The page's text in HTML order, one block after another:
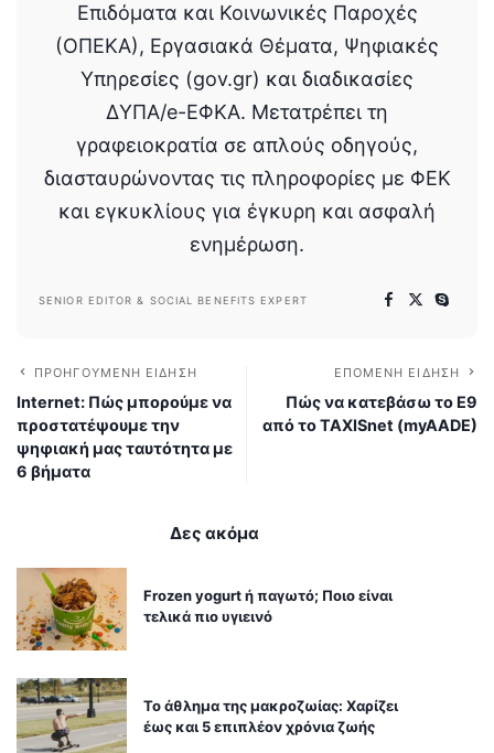
Επιδόματα και Κοινωνικές Παροχές
(ΟΠΕΚΑ), Εργασιακά Θέματα, Ψηφιακές
Υπηρεσίες (gov.gr) και διαδικασίες
ΔΥΠΑ/e-ΕΦΚΑ. Μετατρέπει τη
γραφειοκρατία σε απλούς οδηγούς,
διασταυρώνοντας τις πληροφορίες με ΦΕΚ
και εγκυκλίους για έγκυρη και ασφαλή
ενημέρωση.
SENIOR EDITOR & SOCIAL BENEFITS EXPERT
ΠΡΟΗΓΟΎΜΕΝΗ ΕΊΔΗΣΗ
Internet: Πώς μπορούμε να
προστατέψουμε την
ψηφιακή μας ταυτότητα με
6 βήματα
ΕΠΌΜΕΝΗ ΕΊΔΗΣΗ
Πώς να κατεβάσω το Ε9
από το TAXISnet (myAADE)
Δες ακόμα
Frozen yogurt ή παγωτό; Ποιο είναι
τελικά πιο υγιεινό
Το άθλημα της μακροζωίας: Χαρίζει
έως και 5 επιπλέον χρόνια ζωής